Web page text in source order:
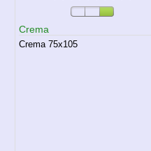
Crema
Crema 75x105